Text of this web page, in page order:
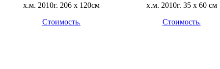
х.м. 2010г. 206 х 120см
Стоимость.
х.м. 2010г. 35 х 60 см
Стоимость.